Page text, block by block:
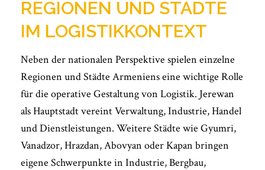
REGIONEN UND STÄDTE
IM LOGISTIKKONTEXT
Neben der nationalen Perspektive spielen einzelne
Regionen und Städte Armeniens eine wichtige Rolle
für die operative Gestaltung von Logistik. Jerewan
als Hauptstadt vereint Verwaltung, Industrie, Handel
und Dienstleistungen. Weitere Städte wie Gyumri,
Vanadzor, Hrazdan, Abovyan oder Kapan bringen
eigene Schwerpunkte in Industrie, Bergbau,